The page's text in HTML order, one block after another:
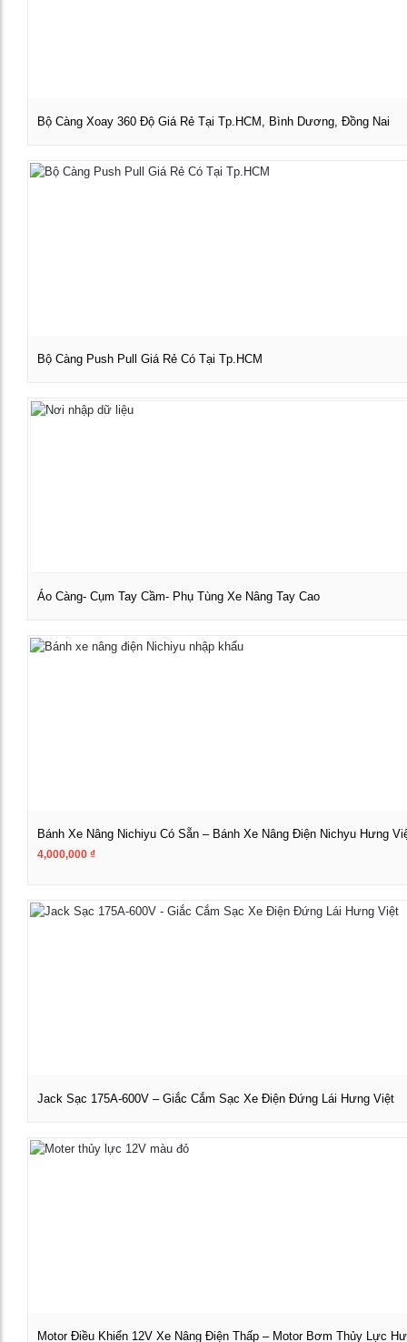
Bộ Càng Xoay 360 Độ Giá Rẻ Tại Tp.HCM, Bình Dương, Đồng Nai
Bộ Càng Push Pull Giá Rẻ Có Tại Tp.HCM
Áo Càng- Cụm Tay Cầm- Phụ Tùng Xe Nâng Tay Cao
Bánh Xe Nâng Nichiyu Có Sẵn – Bánh Xe Nâng Điện Nichyu Hưng
4,000,000 ₫
Jack Sạc 175A-600V – Giắc Cắm Sạc Xe Điện Đứng Lái Hưng Việt
Motor Điều Khiển 12V Xe Nâng Điện Thấp – Motor Bơm Thủy Lực